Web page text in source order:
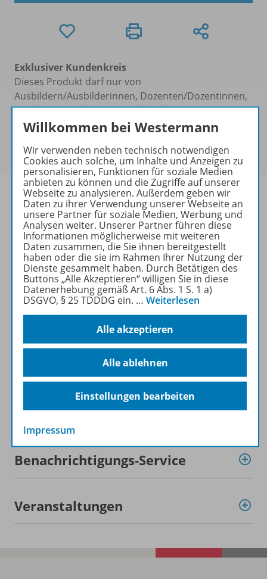
Exklusiver Kundenkreis
Dieses Produkt darf nur von
Ausbildern/Ausbilderinnen, Dozenten/Dozentinnen,
Erziehern/Erzieherinnen, Lehrkräften,
Referendaren/Referendarinnen,
erworben werden.
Produktinformationen
Beschreibung
Lizenzbedingungen
Zugehörige Produkte
Demoversion
Benachrichtigungs-Service
Veranstaltungen
Willkommen bei Westermann
Wir verwenden neben technisch notwendigen
Cookies auch solche, um Inhalte und Anzeigen zu
personalisieren, Funktionen für soziale Medien
anbieten zu können und die Zugriffe auf unserer
Webseite zu analysieren. Außerdem geben wir
Daten zu ihrer Verwendung unserer Webseite an
unsere Partner für soziale Medien, Werbung und
Analysen weiter. Unserer Partner führen diese
Informationen möglicherweise mit weiteren
Daten zusammen, die Sie ihnen bereitgestellt
haben oder die sie im Rahmen Ihrer Nutzung der
Dienste gesammelt haben. Durch Betätigen des
Buttons „Alle Akzeptieren“ willigen Sie in diese
Datenerhebung gemäß Art. 6 Abs. 1 S. 1 a)
DSGVO, § 25 TDDDG ein. … Weiterlesen
Alle akzeptieren
Alle ablehnen
Einstellungen bearbeiten
Impressum